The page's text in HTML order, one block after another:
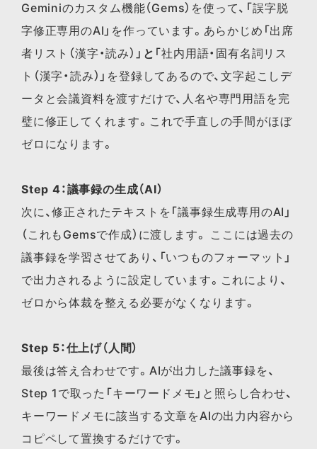
Geminiのカスタム機能（Gems）を使って、「誤字脱
字修正専用のAI」を作っています。あらかじめ「出席
者リスト（漢字・読み）」 と 「社内用語・固有名詞リス
ト（漢字・読み）」を登録してあるので、文字起こしデ
ータと会議資料を渡すだけで、人名や専門用語を完
璧に修正してくれます。これで手直しの手間がほぼ
ゼロになります。
Step 4：議事録の生成（AI）
次に、修正されたテキストを「議事録生成専用のAI」
（これもGemsで作成）に渡します。 ここには過去の
議事録を学習させてあり、「いつものフォーマット」
で出力されるように設定しています。これにより、
ゼロから体裁を整える必要がなくなります。
Step 5：仕上げ（人間）
最後は答え合わせです。AIが出力した議事録を、
Step 1で取った「キーワードメモ」と照らし合わせ、
キーワードメモに該当する文章をAIの出力内容から
コピペして置換するだけです。